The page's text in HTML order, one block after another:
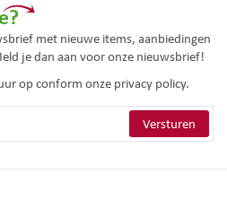
met nieuwe items, aanbiedingen
je dan aan voor onze nieuwsbrief!
op conform onze privacy policy.